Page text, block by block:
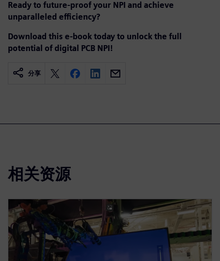
Ready to future-proof your NPI and achieve
unparalleled efficiency?
Download this e-book today to unlock the full
potential of digital PCB NPI!
分享
相关资源